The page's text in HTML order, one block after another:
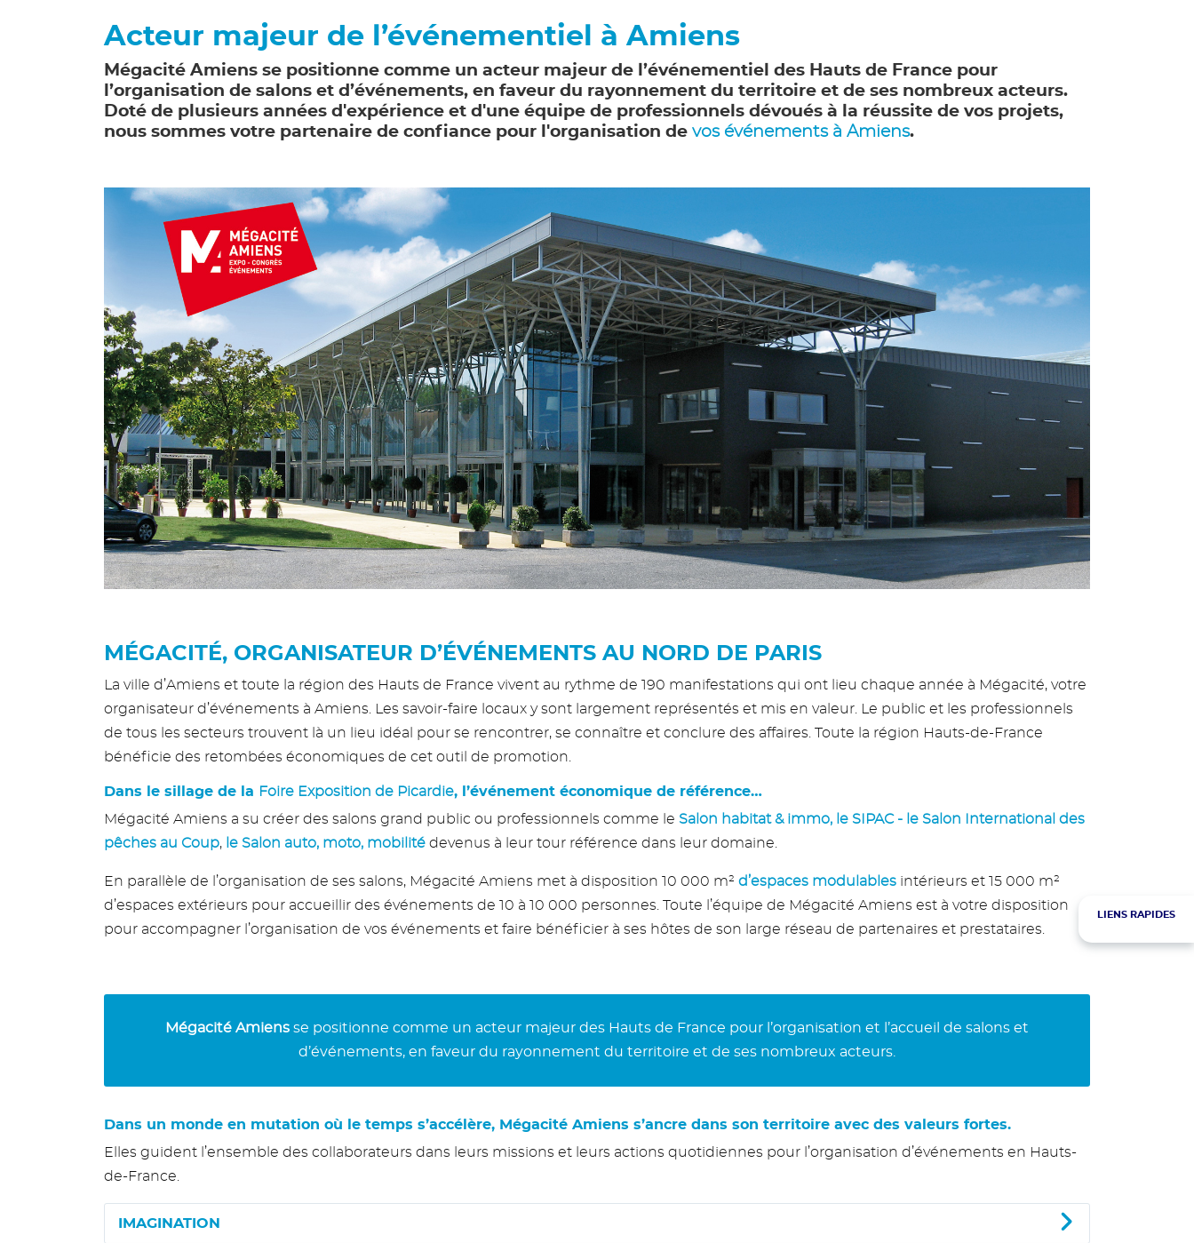
Acteur majeur de l’événementiel à Amiens
Mégacité Amiens se positionne comme un acteur majeur de l’événementiel des Hauts de France pour
l’organisation de salons et d’événements, en faveur du rayonnement du territoire et de ses nombreux acteurs.
Doté de plusieurs années d'expérience et d'une équipe de professionnels dévoués à la réussite de vos projets,
nous sommes votre partenaire de confiance pour l'organisation de vos événements à Amiens.
MÉGACITÉ, ORGANISATEUR D’ÉVÉNEMENTS AU NORD DE PARIS
La ville d’Amiens et toute la région des Hauts de France vivent au rythme de 190 manifestations qui ont lieu chaque année à Mégacité, votre
organisateur d’événements à Amiens. Les savoir-faire locaux y sont largement représentés et mis en valeur. Le public et les professionnels
de tous les secteurs trouvent là un lieu idéal pour se rencontrer, se connaître et conclure des affaires. Toute la région Hauts-de-France
bénéficie des retombées économiques de cet outil de promotion.
Dans le sillage de la Foire Exposition de Picardie, l’événement économique de référence…
Mégacité Amiens a su créer des salons grand public ou professionnels comme le Salon habitat & immo, le SIPAC - le Salon International des
pêches au Coup, le Salon auto, moto, mobilité devenus à leur tour référence dans leur domaine.
En parallèle de l’organisation de ses salons, Mégacité Amiens met à disposition 10 000 m² d’espaces modulables intérieurs et 15 000 m²
d’espaces extérieurs pour accueillir des événements de 10 à 10 000 personnes. Toute l’équipe de Mégacité Amiens est à votre disposition
pour accompagner l’organisation de vos événements et faire bénéficier à ses hôtes de son large réseau de partenaires et prestataires.
Mégacité Amiens se positionne comme un acteur majeur des Hauts de France pour l’organisation et l’accueil de salons et
d’événements, en faveur du rayonnement du territoire et de ses nombreux acteurs.
Dans un monde en mutation où le temps s’accélère, Mégacité Amiens s’ancre dans son territoire avec des valeurs fortes.
Elles guident l’ensemble des collaborateurs dans leurs missions et leurs actions quotidiennes pour l’organisation d’événements en Hauts-
de-France.
IMAGINATION
LIENS RAPIDES